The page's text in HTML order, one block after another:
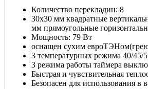
Количество перекладин: 8
30х30 мм квадратные
мм прямоугольные
Мощность: 79 Вт
оснащен сухим евроТЭНом
3 температурных режима 40/45/
3 режима работы таймера
Быстрая и чувствительная
Безопасен для использования в